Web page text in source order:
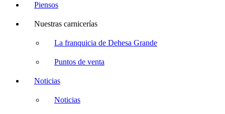
Piensos
Nuestras carnicerías
La franquicia de Dehesa Grande
Puntos de venta
Noticias
Noticias